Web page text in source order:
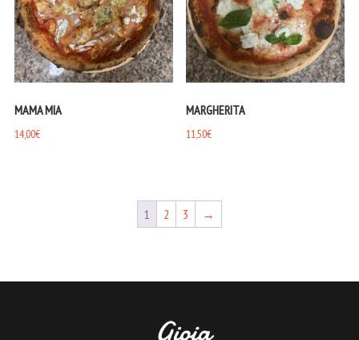
MAMA MIA
14,00€
MARGHERITA
11,50€
1 2 3 →